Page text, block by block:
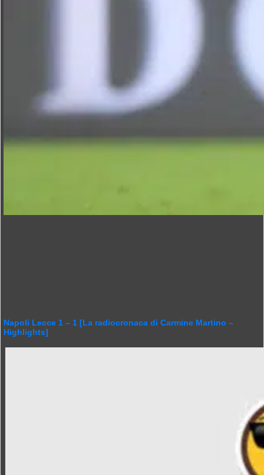
Napoli Lecce 1 – 1 [La radiocronaca di Carmine Martino –
Highlights]